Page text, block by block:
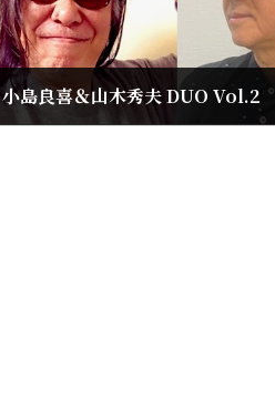
小島良喜＆山木秀夫 DUO Vol.2